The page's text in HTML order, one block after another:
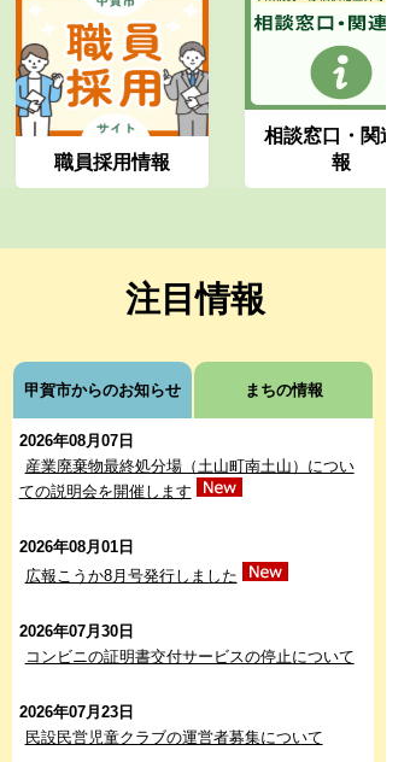
職員採用情報
相談窓口・関連情
報
注目情報
甲賀市からのお知らせ まちの情報
2026年08月07日
産業廃棄物最終処分場（土山町南土山）につい
ての説明会を開催します
2026年08月01日
広報こうか8月号発行しました
2026年07月30日
コンビニの証明書交付サービスの停止について
2026年07月23日
民設民営児童クラブの運営者募集について